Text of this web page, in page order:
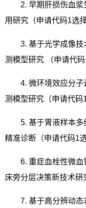
2. 早期肝损伤血浆
用研究（申请代码1选
3. 基于光学成像技
测模型研究 （申请代码
4. 微环境效应分子
测模型研究（申请代码
5. 基于胃液样本多
精准诊断（申请代码1
6. 重症血栓性微
床旁分层决策新技术研
7. 基于高分辨动